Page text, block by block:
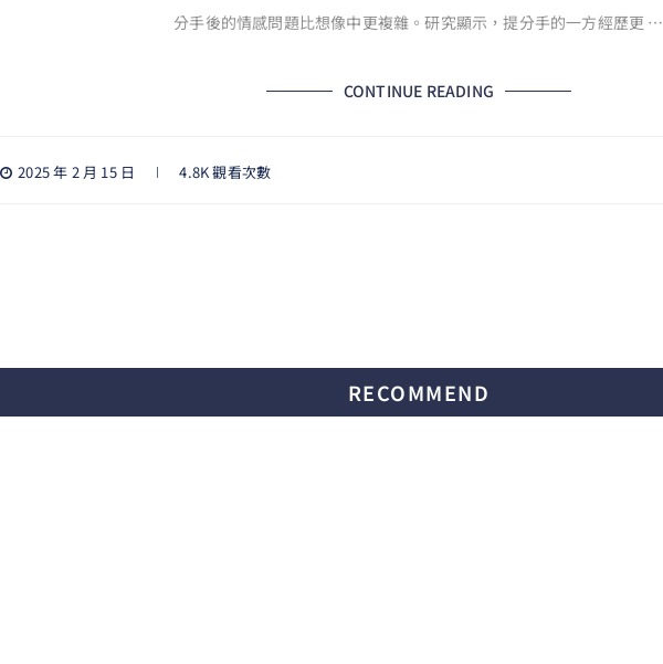
分手後的情感問題比想像中更複雜。研究顯示，提分手的一方經歷更 …
CONTINUE READING
2025 年 2 月 15 日 4.8K 觀看次數
RECOMMEND